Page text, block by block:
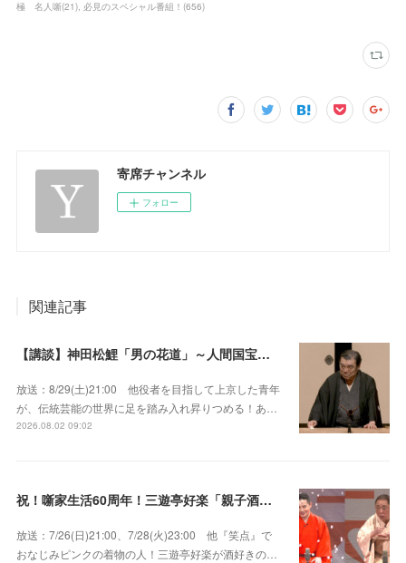
極 名人噺(21) 必見のスペシャル番組！ (656)
寄席チャンネル
フォロー
関連記事
【講談】神田松鯉「男の花道」～人間国宝が男の約束を描いた大作を披露！
放送：8/29(土)21:00 他役者を目指して上京した青年
が、伝統芸能の世界に足を踏み入れ昇りつめる！あ…
2026.08.02 09:02
祝！噺家生活60周年！三遊亭好楽「親子酒」錦笑亭満堂「桜ん坊」～満堂フェス2026
放送：7/26(日)21:00、7/28(火)23:00 他『笑点』で
おなじみピンクの着物の人！三遊亭好楽が酒好きの…